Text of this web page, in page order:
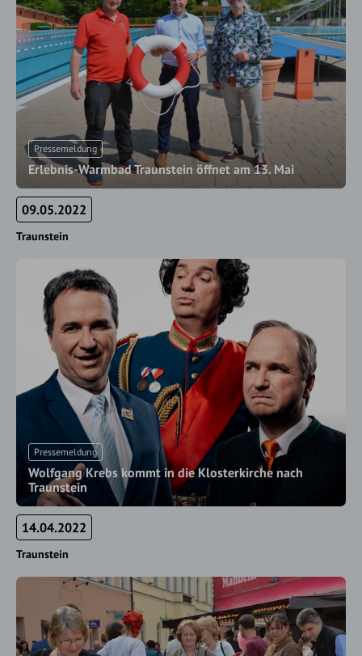
Pressemeldung
Erlebnis-Warmbad Traunstein öffnet am 13. Mai
09.05.2022
Traunstein
Pressemeldung
Wolfgang Krebs kommt in die Klosterkirche nach
Traunstein
14.04.2022
Traunstein